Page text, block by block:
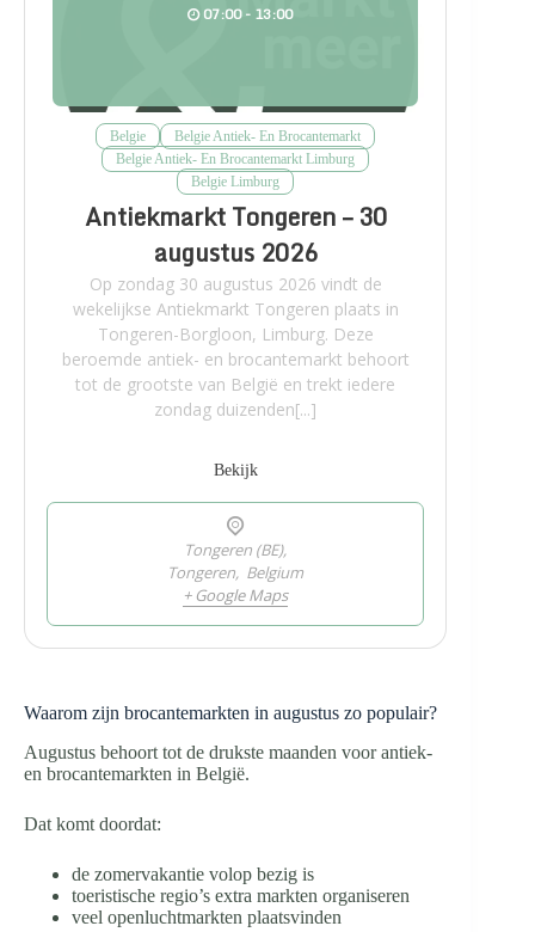
07:00 - 13:00
Belgie
Belgie Antiek- En Brocantemarkt
Belgie Antiek- En Brocantemarkt Limburg
Belgie Limburg
Antiekmarkt Tongeren – 30
augustus 2026
Op zondag 30 augustus 2026 vindt de
wekelijkse Antiekmarkt Tongeren plaats in
Tongeren-Borgloon, Limburg. Deze
beroemde antiek- en brocantemarkt behoort
tot de grootste van België en trekt iedere
zondag duizenden[...]
Bekijk
Tongeren (BE),
Tongeren, Belgium
+ Google Maps
Waarom zijn brocantemarkten in augustus zo populair?
Augustus behoort tot de drukste maanden voor antiek-
en brocantemarkten in België.
Dat komt doordat:
de zomervakantie volop bezig is
toeristische regio’s extra markten organiseren
veel openluchtmarkten plaatsvinden